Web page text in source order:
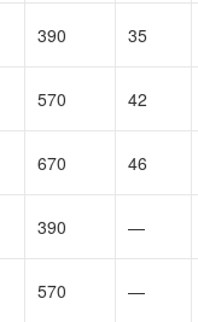
390 35
570 42
670 46
390 —
570 —